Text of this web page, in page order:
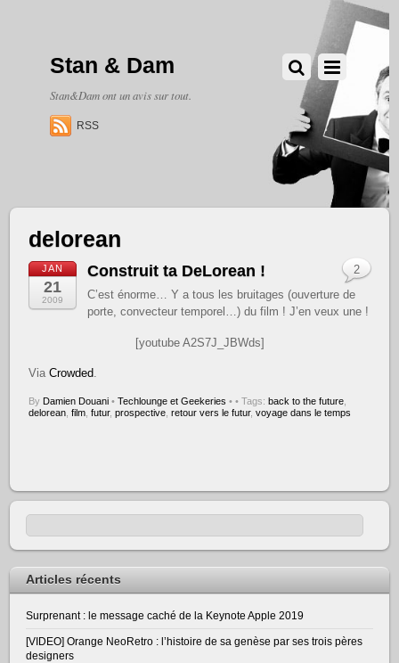
Stan & Dam
Stan&Dam ont un avis sur tout.
RSS
delorean
JAN
21
2009
Construit ta DeLorean !
C’est énorme… Y a tous les bruitages (ouverture de
porte, convecteur temporel…) du film ! J’en veux une !
[youtube A2S7J_JBWds]
ViaCrowded.
By Damien Douani • Techlounge et Geekeries •
2
• Tags:back to the future
delorean ,film ,futur,prospective ,retour vers le futur,voyage dans le temps
Articles récents
Surprenant : le message caché de la Keynote Apple 2019
[VIDEO] Orange NeoRetro : l’histoire de sa genèse par ses trois pères
designers